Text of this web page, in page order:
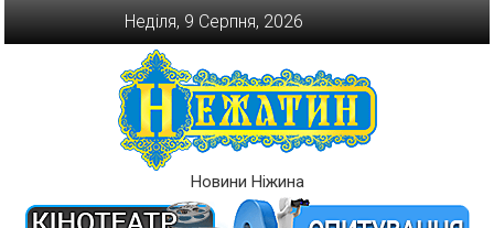
Неділя, 9 Серпня, 2026
Новини Ніжина